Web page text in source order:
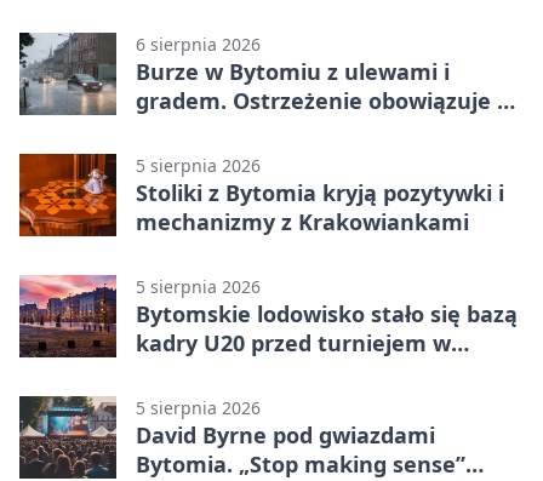
6 sierpnia 2026
Burze w Bytomiu z ulewami i
gradem. Ostrzeżenie obowiązuje do
5 sierpnia 2026
Stoliki z Bytomia kryją pozytywki i
mechanizmy z Krakowiankami
5 sierpnia 2026
Bytomskie lodowisko stało się bazą
kadry U20 przed turniejem w
5 sierpnia 2026
David Byrne pod gwiazdami
Bytomia. „Stop making sense”